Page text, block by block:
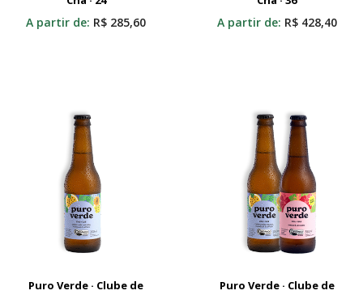
A partir de: R$ 285,60 A partir de: R$428,40
Puro Verde · Clube de Puro Verde · Clube de